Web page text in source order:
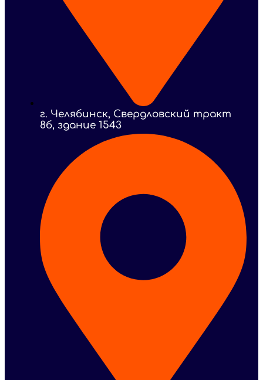
г. Челябинск, Свердловский тракт
8б, здание 1543